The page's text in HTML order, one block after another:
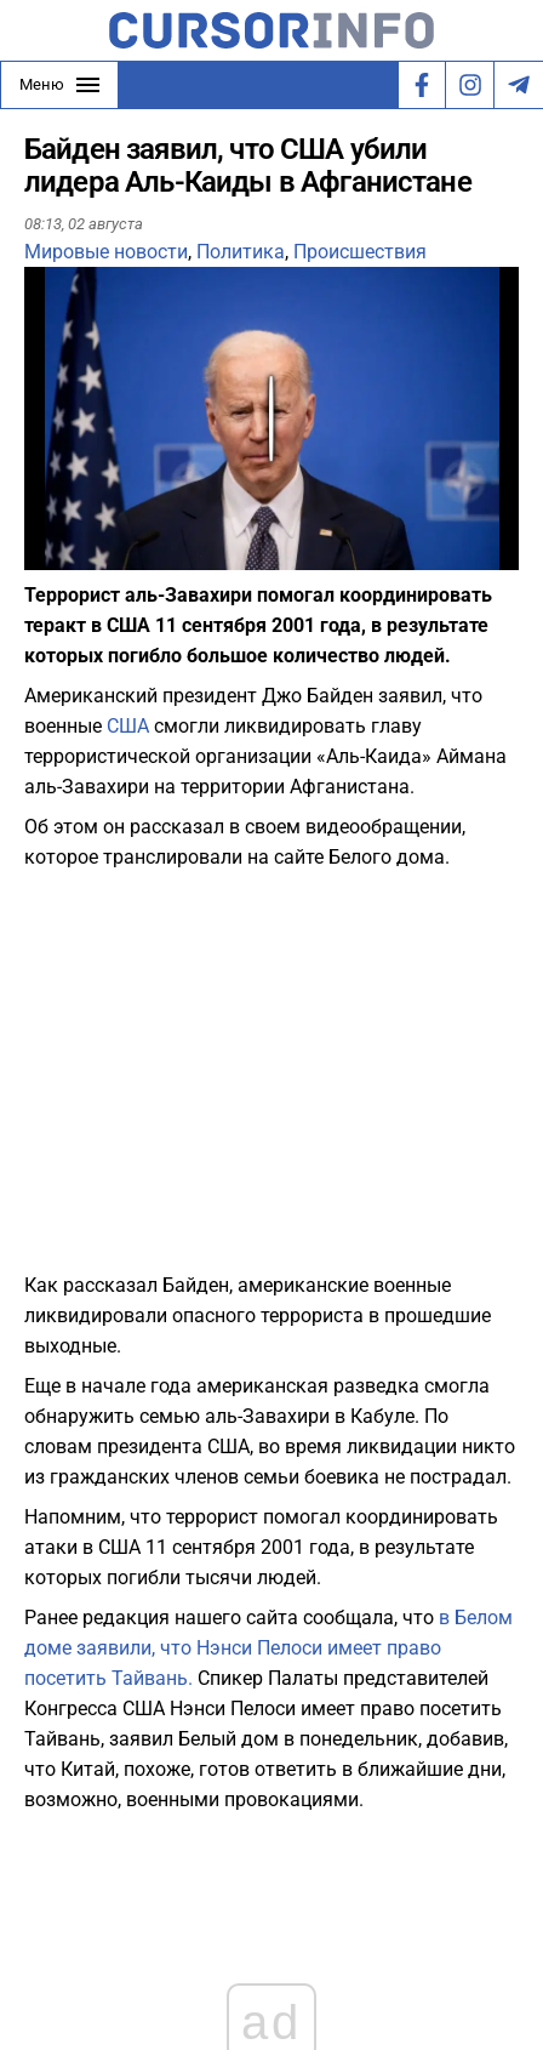
Меню
Байден заявил, что США убили
лидера Аль-Каиды в Афганистане
08:13, 02 августа
Мировые новости, Политика, Происшествия
Play
Фото: depositphotos.com
Террорист аль-Завахири помогал координировать
теракт в США 11 сентября 2001 года, в результате
которых погибло большое количество людей.
Американский президент Джо Байден заявил, что
военные США смогли ликвидировать главу
террористической организации «Аль-Каида» Аймана
аль-Завахири на территории Афганистана.
Об этом он рассказал в своем видеообращении,
которое транслировали на сайте Белого дома.
Как рассказал Байден, американские военные
ликвидировали опасного террориста в прошедшие
выходные.
Еще в начале года американская разведка смогла
обнаружить семью аль-Завахири в Кабуле. По
словам президента США, во время ликвидации никто
из гражданских членов семьи боевика не пострадал.
Напомним, что террорист помогал координировать
атаки в США 11 сентября 2001 года, в результате
которых погибли тысячи людей.
Ранее редакция нашего сайта сообщала, что в Белом
доме заявили, что Нэнси Пелоси имеет право
посетить Тайвань. Спикер Палаты представителей
Конгресса США Нэнси Пелоси имеет право посетить
Тайвань, заявил Белый дом в понедельник, добавив,
что Китай, похоже, готов ответить в ближайшие дни,
возможно, военными провокациями.
ad